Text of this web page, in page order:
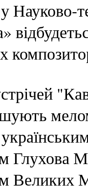
Науково-
Глухова
Великих